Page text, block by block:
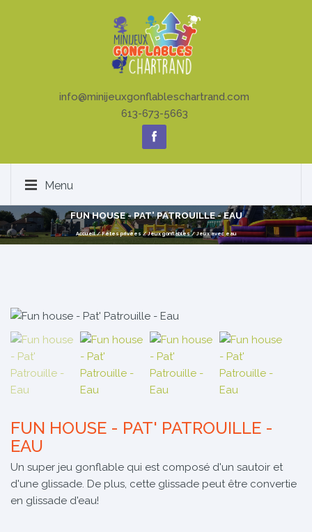
info@minijeuxgonflableschartrand.com
613-673-5663
Menu
FUN HOUSE - PAT' PATROUILLE - EAU
Accueil/Fêtes privées /Jeux gonflables/Jeux avec eau
FUN HOUSE - PAT' PATROUILLE -
EAU
Un super jeu gonflable qui est composé d'un sautoir et
d'une glissade. De plus, cette glissade peut être convertie
en glissade d'eau!